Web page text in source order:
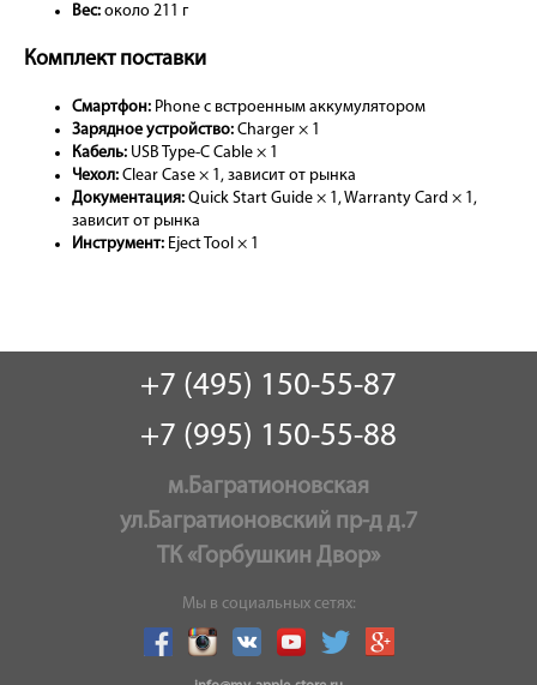
Вес: около 211 г
Комплект поставки
Смартфон: Phone с встроенным аккумулятором
Зарядное устройство: Charger × 1
Кабель: USB Type-C Cable × 1
Чехол: Clear Case × 1, зависит от рынка
Документация: Quick Start Guide × 1, Warranty Card × 1,
зависит от рынка
Инструмент: Eject Tool × 1
+7 (495) 150-55-87
+7 (995) 150-55-88
м.Багратионовская
ул.Багратионовский пр-д д.7
ТК «Горбушкин Двор»
Мы в социальных сетях: